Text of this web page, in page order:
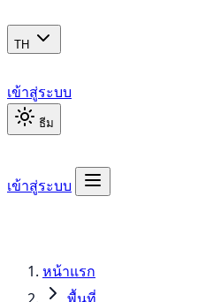
TH
เข้าสู่ระบบ
ธีม
เข้าสู่ระบบ
หน้าแรก